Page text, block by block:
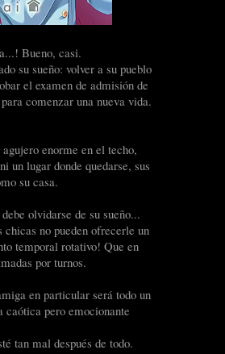
Bueno, casi.
su sueño: volver a su pueblo
el examen de admisión de
comenzar una nueva vida.
enorme en el techo,
un lugar donde quedarse, sus
su casa.
olvidarse de su sueño...
no pueden ofrecerle un
temporal rotativo! Que en
por turnos.
en particular será todo un
pero emocionante
tan mal después de todo.